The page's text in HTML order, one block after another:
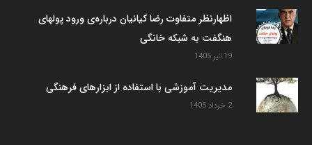
اظهارنظر متفاوت رضا کیانیان درباره‌ی ورود پولهای
هنگفت به شبکه خانگی
19 تیر 1405
مدیریت آموزشی با استفاده از ابزارهای فرهنگی
2 خرداد 1405